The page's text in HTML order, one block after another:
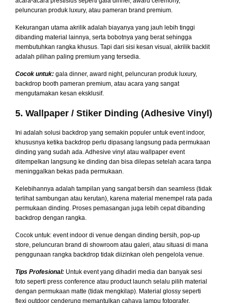
peluncuran produk luxury, atau pameran brand premium.
Kekurangan utama akrilik adalah biayanya yang jauh lebih tinggi
dibanding material lainnya, serta bobotnya yang berat sehingga
membutuhkan rangka khusus. Tapi dari sisi kesan visual, akrilik backlit
adalah pilihan paling premium yang tersedia.
Cocok untuk: gala dinner, award night, peluncuran produk luxury,
backdrop booth pameran premium, atau acara yang sangat
mengutamakan kesan eksklusif.
5. Wallpaper / Stiker Dinding (Adhesive Vinyl)
Ini adalah solusi backdrop yang semakin populer untuk event indoor,
khususnya ketika backdrop perlu dipasang langsung pada permukaan
dinding yang sudah ada. Adhesive vinyl atau wallpaper event
ditempelkan langsung ke dinding dan bisa dilepas setelah acara tanpa
meninggalkan bekas pada permukaan.
Kelebihannya adalah tampilan yang sangat bersih dan seamless (tidak
terlihat sambungan atau kerutan), karena material menempel rata pada
permukaan dinding. Proses pemasangan juga lebih cepat dibanding
backdrop dengan rangka.
Cocok untuk: event indoor di venue dengan dinding bersih, pop-up
store, peluncuran brand di showroom atau galeri, atau situasi di mana
penggunaan rangka backdrop tidak diizinkan oleh pengelola venue.
Tips Profesional: Untuk event yang dihadiri media dan banyak sesi
foto seperti press conference atau product launch selalu pilih material
dengan permukaan matte (tidak mengkilap). Material glossy seperti
flexi outdoor cenderung memantulkan cahaya lampu fotografer,